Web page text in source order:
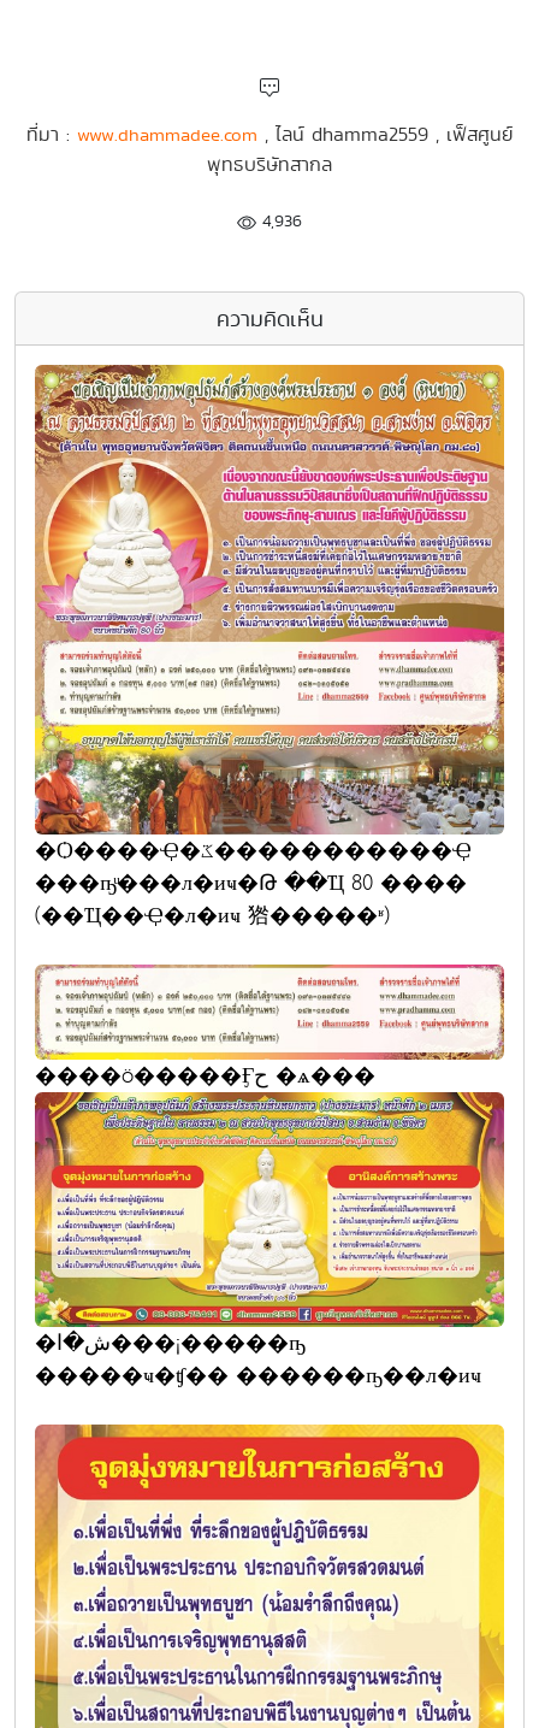
ที่มา : www.dhammadee.com , ไลน์ dhamma2559 , เฟ็สศูนย์
พุทธบริษัทสากล
4,936
ความคิดเห็น
�Ѻ����Ҿ�ػ�����������Ҿ
���ҧͧ���л�иҹ�Թ ��Ҵ 80 ����
(��Ҵ��Ҿ�л�иҹ 㹾�����ʶ)
����ö�����Ӻح �ѧ���
�ش�ا���¡�����ҧ
�����ҹ�ʧ�� ������ҧ��л�иҹ